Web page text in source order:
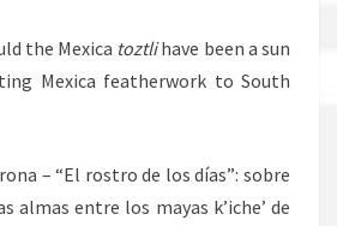
the Mexica toztlihave been a sun
Mexica featherwork to South
– “El rostro de los días”: sobre
almas entre los mayas k’iche’ de